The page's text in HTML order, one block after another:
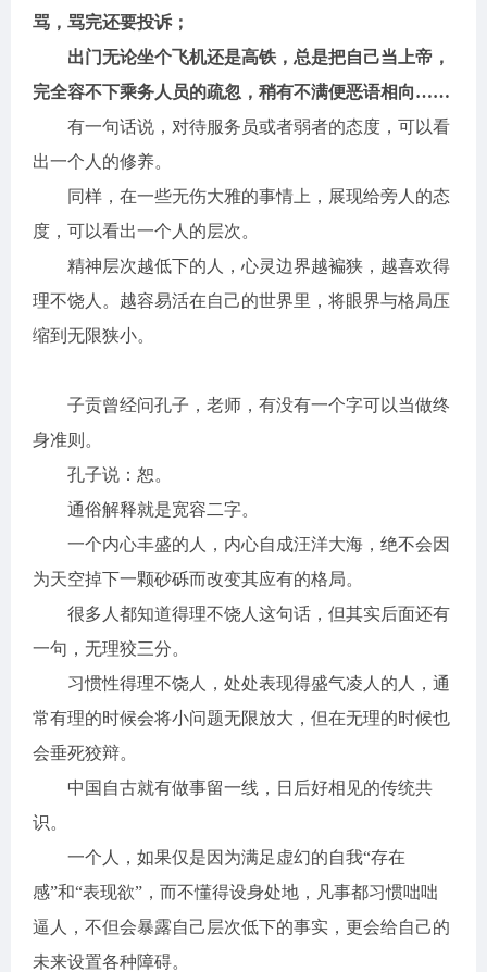
骂，骂完还要投诉；
出门无论坐个飞机还是高铁，总是把自己当上帝，
完全容不下乘务人员的疏忽，稍有不满便恶语相向……
有一句话说，对待服务员或者弱者的态度，可以看
出一个人的修养。
同样，在一些无伤大雅的事情上，展现给旁人的态
度，可以看出一个人的层次。
精神层次越低下的人，心灵边界越褊狭，越喜欢得
理不饶人。越容易活在自己的世界里，将眼界与格局压
缩到无限狭小。
子贡曾经问孔子，老师，有没有一个字可以当做终
身准则。
孔子说：恕。
通俗解释就是宽容二字。
一个内心丰盛的人，内心自成汪洋大海，绝不会因
为天空掉下一颗砂砾而改变其应有的格局。
很多人都知道得理不饶人这句话，但其实后面还有
一句，无理狡三分。
习惯性得理不饶人，处处表现得盛气凌人的人，通
常有理的时候会将小问题无限放大，但在无理的时候也
会垂死狡辩。
中国自古就有做事留一线，日后好相见的传统共
识。
一个人，如果仅是因为满足虚幻的自我“存在
感”和“表现欲”，而不懂得设身处地，凡事都习惯咄咄
逼人，不但会暴露自己层次低下的事实，更会给自己的
未来设置各种障碍。